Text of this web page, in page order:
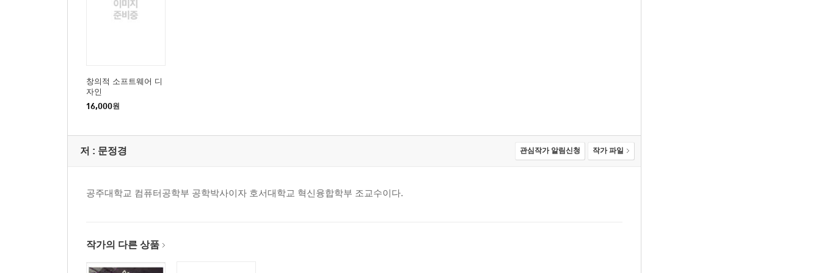
CHAPTER 4 디자인사고(3) 099
4.4 그림 그리기와 공유하기 painting.aia 119
- 정리하기 130
- 연습문제 132
CHAPTER 5 디자인사고(4) 135
5.2 팀 회의 진행하기 143
- 정리하기 168
- 연습문제 170
창의적 소프트웨어 디
자인
16,000원
저 : 문정경 관심작가 알림신청 작가 파일
공주대학교 컴퓨터공학부 공학박사이자 호서대학교 혁신융합학부 조교수이다.
작가의 다른 상품